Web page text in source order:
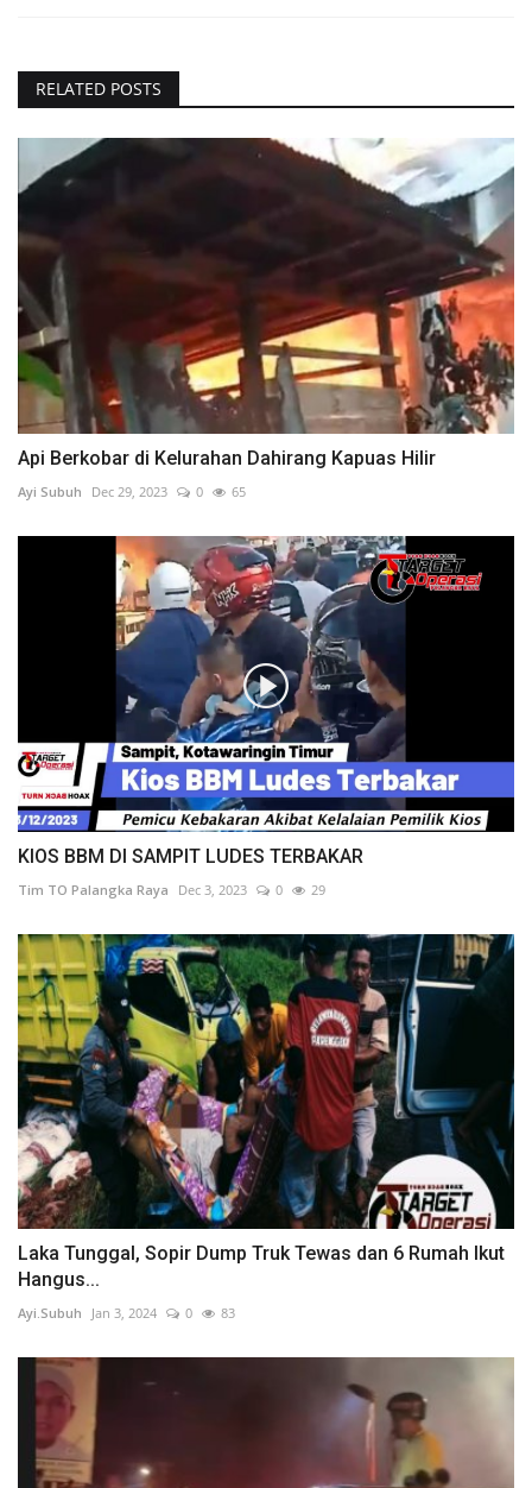
RELATED POSTS
Api Berkobar di Kelurahan Dahirang Kapuas Hilir
Ayi Subuh Dec 29, 2023 0 65
KIOS BBM DI SAMPIT LUDES TERBAKAR
Tim TO Palangka Raya Dec 3, 2023 0 29
Laka Tunggal, Sopir Dump Truk Tewas dan 6 Rumah Ikut
Hangus...
Ayi.Subuh Jan 3, 2024 0 83